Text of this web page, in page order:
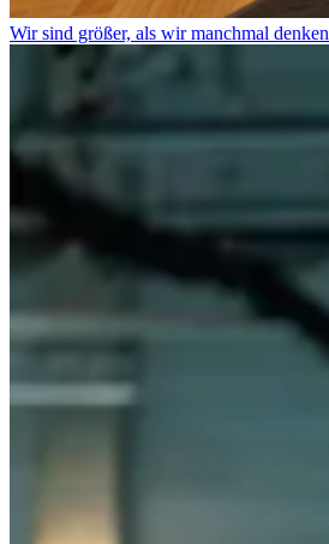
Wir sind größer, als wir manchmal denken